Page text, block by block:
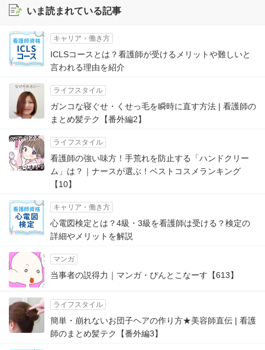
いま読まれている記事
キャリア・働き方
ICLSコースとは？看護師が受けるメリットや難しいと
言われる理由を紹介
ライフスタイル
ガンコな寝ぐせ・くせっ毛を瞬時に直す方法 | 看護師の
まとめ髪テク【番外編2】
ライフスタイル
看護師の強い味方！手荒れを防止する「ハンドクリー
ム」は？｜ナースが選ぶ！ベストコスメランキング
【10】
キャリア・働き方
心電図検定とは？4級・3級を看護師は受ける？検定の
詳細やメリットを解説
マンガ
当事者の説得力｜マンガ・ぴんとこなーす【613】
ライフスタイル
簡単・崩れないお団子ヘアの作り方★美容師直伝 | 看護
師のまとめ髪テク【番外編3】